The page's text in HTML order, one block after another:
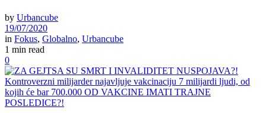
by Urbancube
19/07/2020
in Fokus, Globalno, Urbancube
1 min read
0